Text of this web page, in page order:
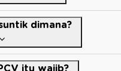
dimana?
itu wajib?